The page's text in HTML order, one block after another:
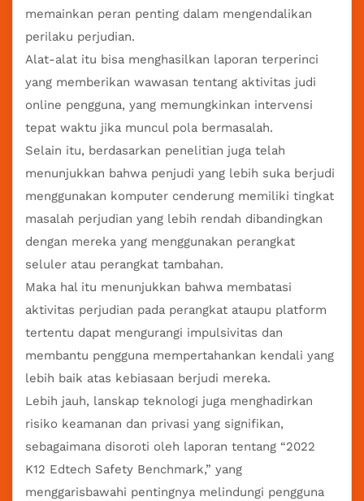
memainkan peran penting dalam mengendalikan
perilaku perjudian.
Alat-alat itu bisa menghasilkan laporan terperinci
yang memberikan wawasan tentang aktivitas judi
online pengguna, yang memungkinkan intervensi
tepat waktu jika muncul pola bermasalah.
Selain itu, berdasarkan penelitian juga telah
menunjukkan bahwa penjudi yang lebih suka berjudi
menggunakan komputer cenderung memiliki tingkat
masalah perjudian yang lebih rendah dibandingkan
dengan mereka yang menggunakan perangkat
seluler atau perangkat tambahan.
Maka hal itu menunjukkan bahwa membatasi
aktivitas perjudian pada perangkat ataupu platform
tertentu dapat mengurangi impulsivitas dan
membantu pengguna mempertahankan kendali yang
lebih baik atas kebiasaan berjudi mereka.
Lebih jauh, lanskap teknologi juga menghadirkan
risiko keamanan dan privasi yang signifikan,
sebagaimana disoroti oleh laporan tentang “2022
K12 Edtech Safety Benchmark,” yang
menggarisbawahi pentingnya melindungi pengguna